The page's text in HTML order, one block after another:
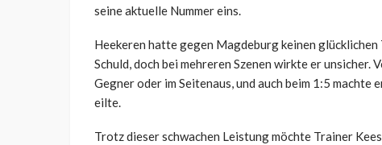
seine aktuelle Nummer eins.
Heekeren hatte gegen Magdeburg keinen
Schuld, doch bei mehreren Szenen wirkte er unsicher.
Gegner oder im Seitenaus, und auch beim 1:5 machte
eilte.
Trotz dieser schwachen Leistung möchte Trainer